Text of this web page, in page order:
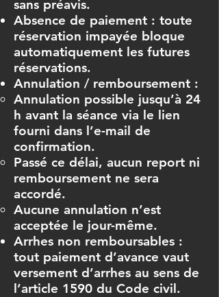
sans préavis.
Absence de paiement : toute
réservation impayée bloque
automatiquement les futures
réservations.
Annulation / remboursement :
Annulation possible jusqu’à 24
h avant la séance via le lien
fourni dans l’e-mail de
confirmation.
Passé ce délai, aucun report ni
remboursement ne sera
accordé.
Aucune annulation n’est
acceptée le jour-même.
Arrhes non remboursables :
tout paiement d’avance vaut
versement d’arrhes au sens de
l’article 1590 du Code civil.